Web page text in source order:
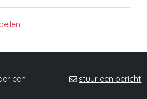
een
stuur een bericht